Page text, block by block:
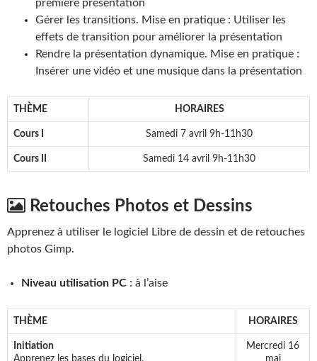
première présentation
Gérer les transitions. Mise en pratique : Utiliser les
effets de transition pour améliorer la présentation
Rendre la présentation dynamique. Mise en pratique :
Insérer une vidéo et une musique dans la présentation
THÈME HORAIRES
Cours I Samedi 7 avril 9h-11h30
Cours II Samedi 14 avril 9h-11h30
Retouches Photos et Dessins
Apprenez à utiliser le logiciel Libre de dessin et de retouches
photos Gimp.
Niveau utilisation PC : à l’aise
THÈME HORAIRES
Initiation
Apprenez les bases du logiciel.
Mercredi 16
mai